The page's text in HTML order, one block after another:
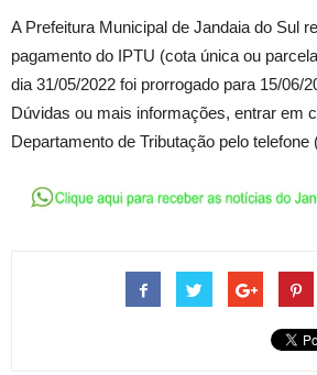
A Prefeitura Municipal de Jandaia do Sul
pagamento do IPTU (cota única ou
dia 31/05/2022 foi prorrogado para 15/06/
Dúvidas ou mais informações, entrar em
Departamento de Tributação pelo telefone